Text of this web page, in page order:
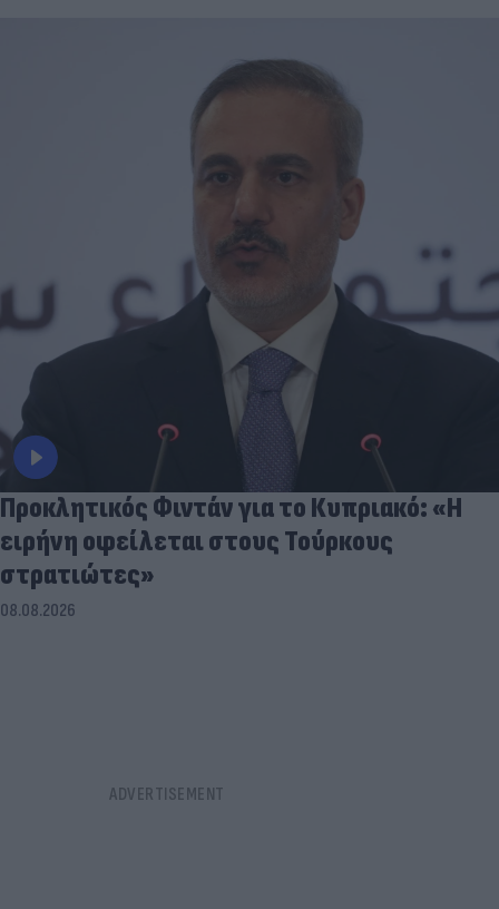
Προκλητικός Φιντάν για το Κυπριακό: «Η
ειρήνη οφείλεται στους Τούρκους
στρατιώτες»
08.08.2026